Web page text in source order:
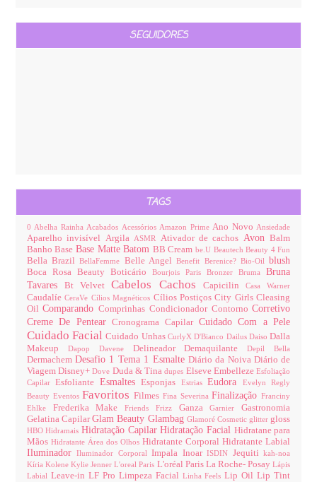
SEGUIDORES
TAGS
0 Abelha Rainha Acabados Acessórios Amazon Prime Ano NovoAnsiedade
Aparelho invisível ArgilaASMR Ativador de cachos AvonBalm
BanhoBase Base MatteBatom BB Cream be.U BeautechBeauty 4 Fun
Bella BrazilBellaFemme Belle AngelBenefit Berenice? Bio-Oil blush
Boca Rosa Beauty BoticárioBourjois ParisBronzerBruma Bruna
Tavares Bt VelvetCabelos Cachos CapicilinCasa Warner
CaudalíeCeraVe Cílios Magnéticos Cílios PostiçosCity GirlsCleasing
OilComparandoComprinhas Condicionador ContornoCorretivo
Creme De PentearCronograma Capilar Cuidado Com a Pele
Cuidado FacialCuidado UnhasCurlyXD'Bianco Dailus Daiso Dalla
Makeup
Dapop Davene DelineadorDemaquilanteDepil Bella
DermachemDesafio 1 Tema 1 Esmalte Diário da Noiva Diário de
ViagemDisney+Dove Duda & Tinadupes ElseveEmbellezeEsfoliação
Capilar Esfoliante EsmaltesEsponjas Estrias Eudora
Evelyn Regly
Beauty Eventos FavoritosFilmes Fina Severina FinalizaçãoFranciny
Ehlke Frederika MakeFriends Frizz GanzaGarnierGastronomia
Gelatina CapilarGlam Beauty Glambag Glamoré Cosmeticglitter gloss
HBOHidramais Hidratação CapilarHidratação Facial Hidratane para
Mãos Hidratante Área dos Olhos Hidratante CorporalHidratante Labial
IluminadorIluminador Corporal Impala InoarISDIN Jequitikah-noa
Kíria KoleneKylie JennerL'oreal Paris L'oréal Paris La Roche- PosayLápis
Labial Leave-in LF Pro Limpeza Facial Linha Feels Lip OilLip Tint